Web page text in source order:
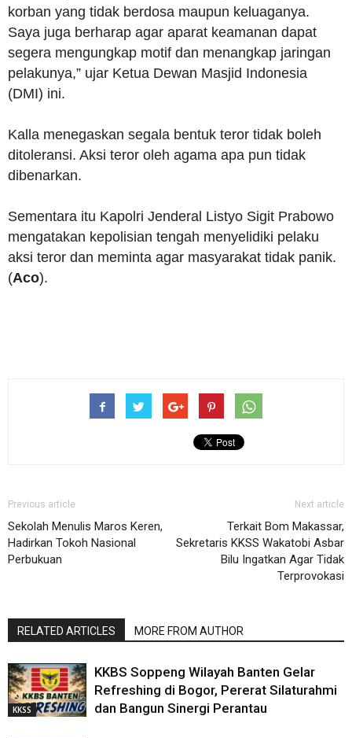
korban yang tidak berdosa maupun keluaganya.
Saya juga berharap agar aparat keamanan dapat
segera mengungkap motif dan menangkap jaringan
pelakunya,” ujar Ketua Dewan Masjid Indonesia
(DMI) ini.
Kalla menegaskan segala bentuk teror tidak boleh
ditoleransi. Aksi teror oleh agama apa pun tidak
dibenarkan.
Sementara itu Kapolri Jenderal Listyo Sigit Prabowo
mengatakan kepolisian tengah menyelidiki pelaku
aksi teror dan meminta agar masyarakat tidak panik.
(Aco).
Previous article
Sekolah Menulis Maros Keren,
Hadirkan Tokoh Nasional
Perbukuan
Next article
Terkait Bom Makassar,
Sekretaris KKSS Wakatobi Asbar
Bilu Ingatkan Agar Tidak
Terprovokasi
RELATED ARTICLES MORE FROM AUTHOR
KKSS
KKBS Soppeng Wilayah Banten Gelar
Refreshing di Bogor, Pererat Silaturahmi
dan Bangun Sinergi Perantau